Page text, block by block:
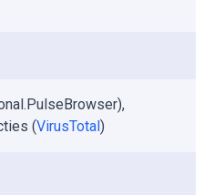
(VirusTotal)